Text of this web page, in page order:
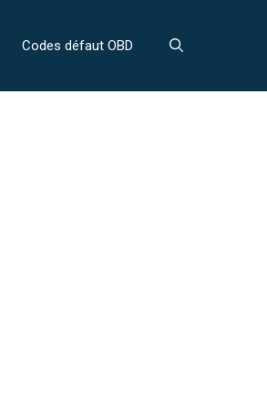
Codes défaut OBD